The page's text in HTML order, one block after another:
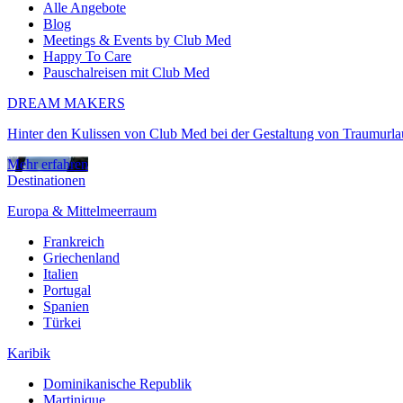
Alle Angebote
Blog
Meetings & Events by Club Med
Happy To Care
Pauschalreisen mit Club Med
DREAM MAKERS
Hinter den Kulissen von Club Med bei der Gestaltung von
Mehr erfahren
Destinationen
Europa & Mittelmeerraum
Frankreich
Griechenland
Italien
Portugal
Spanien
Türkei
Karibik
Dominikanische Republik
Martinique